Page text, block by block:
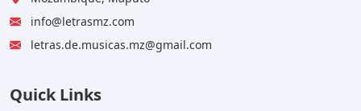
info@letrasmz.com
letras.de.musicas.mz@gmail.com
Quick Links